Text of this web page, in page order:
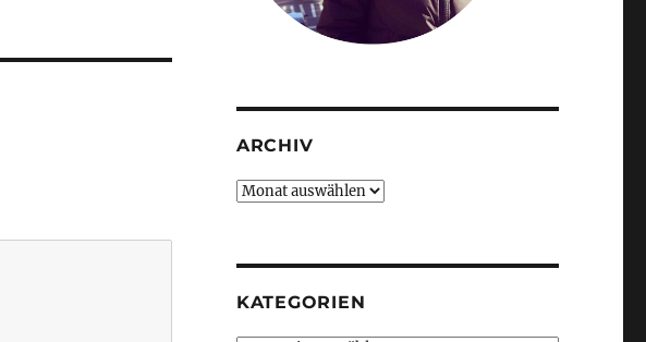
ARCHIV
Archiv
KATEGORIEN